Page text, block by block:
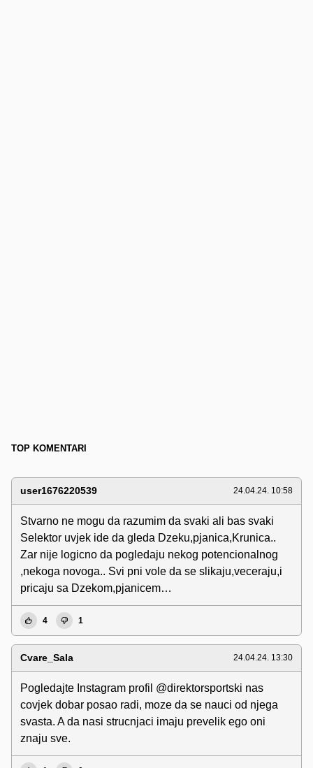
TOP KOMENTARI
user1676220539 24.04.24. 10:58
Stvarno ne mogu da razumim da svaki ali bas svaki
Selektor uvjek ide da gleda Dzeku,pjanica,Krunica..
Zar nije logicno da pogledaju nekog potencionalnog
,nekoga novoga.. Svi pni vole da se slikaju,veceraju,i
pricaju sa Dzekom,pjanicem…
4 1
Cvare_Sala 24.04.24. 13:30
Pogledajte Instagram profil @direktorsportski nas
covjek dobar posao radi, moze da se nauci od njega
svasta. A da nasi strucnjaci imaju prevelik ego oni
znaju sve.